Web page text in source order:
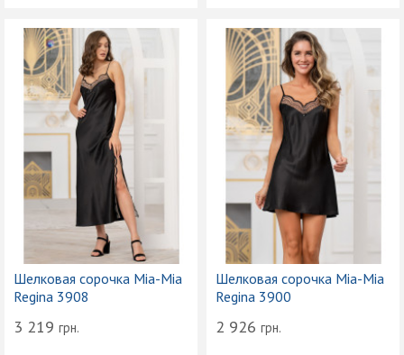
Шелковая сорочка Mia-Mia
Regina 3908
3 219 грн.
Шелковая сорочка Mia-Mia
Regina 3900
2 926 грн.